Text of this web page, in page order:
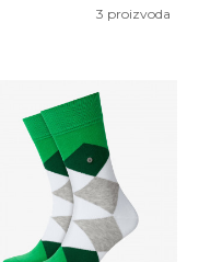
3 proizvoda